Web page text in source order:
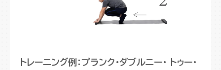
トレーニング例：プランク・ダブルニー・ トゥー・